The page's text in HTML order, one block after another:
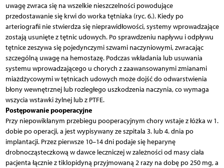
uwagę zwraca się na wszelkie nieszczelności powodujące
przedostawanie się krwi do worka tętniaka (ryc. 6.). Kiedy po
arteriografii nie stwierdza się nieprawidłowości, systemy wprowadzające
zostają usunięte z tętnic udowych. Po sprawdzeniu napływu i odpływu
tętnice zeszywa się pojedynczymi szwami naczyniowymi, zwracając
szczególną uwagę na hemostazę. Podczas wkładania lub usuwania
systemu wprowadzającego u chorych z zaawansowanymi zmianami
miażdżycowymi w tętnicach udowych może dojść do odwarstwienia
błony wewnętrznej lub rozległego uszkodzenia naczynia, co wymaga
wszycia wstawki żylnej lub z PTFE.
Postępowanie pooperacyjne
Przy niepowikłanym przebiegu pooperacyjnym chory wstaje z łóżka w 1.
dobie po operacji, a jest wypisywany ze szpitala 3. lub 4. dnia po
implantacji. Przez pierwsze 10–14 dni podaje się heparynę
drobnocząsteczkową w dawce leczniczej w zależności od masy ciała
pacjenta łącznie z tiklopidyną przyjmowaną 2 razy na dobę po 250 mg, a